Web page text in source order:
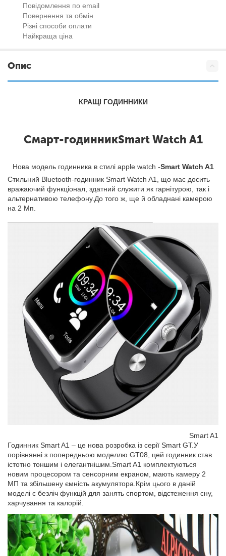
Повідомлення по email
Повернення та обмін
Різні способи оплати
Найкраща ціна
Опис
КРАЩІ ГОДИННИКИ
Смарт-годинникSmart Watch A1
Нова модель годинника в стилі apple watch -Smart Watch A1
Стильний Bluetooth-годинник Smart Watch A1, що має досить
вражаючий функціонал, здатний служити як гарнітурою, так і
альтернативою телефону.До того ж, ще й обладнані камерою
на 2 Мп.
Smart A1
Годинник Smart A1 – це нова розробка із серії Smart GT.У
порівнянні з попередньою моделлю GT08, цей годинник став
істотно тоншим і елегантнішим.Smart A1 комплектуються
новим процесором та сенсорним екраном, мають камеру 2
МП та збільшену ємність акумулятора.Крім цього в даній
моделі є безліч функцій для занять спортом, відстеження сну,
харчування та калорій.